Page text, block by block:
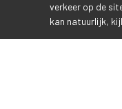
verkeer op de
kan natuurlijk,